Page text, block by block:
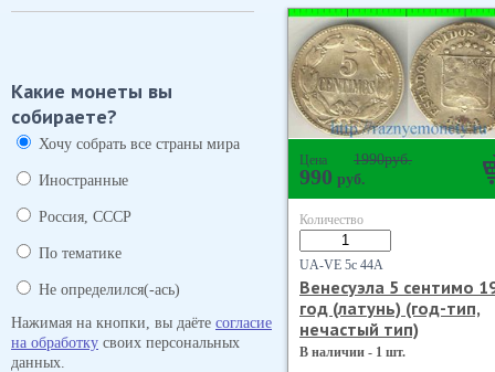
Какие монеты вы
собираете?
Хочу собрать все страны мира
Иностранные
Россия, СССР
По тематике
Не определился(-ась)
Нажимая на кнопки, вы даёте согласие
на обработку своих персональных
данных.
Цена 1990руб.
990 руб.
Количество
UA-VE 5с 44А
Венесуэла 5 сентимо
год (латунь) (год-тип,
нечастый тип)
В наличии - 1 шт.